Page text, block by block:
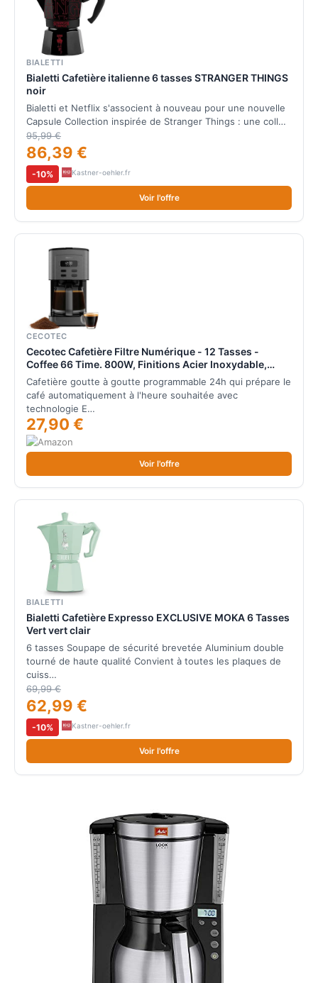
BIALETTI
Bialetti Cafetière italienne 6 tasses STRANGER THINGS
noir
Bialetti et Netflix s'associent à nouveau pour une nouvelle
Capsule Collection inspirée de Stranger Things : une coll…
95,99 €
86,39 €
-10% Kastner-oehler.fr
Voir l'offre
CECOTEC
Cecotec Cafetière Filtre Numérique - 12 Tasses -
Coffee 66 Time. 800W, Finitions Acier Inoxydable,
Intensificateur d'Arôme, Carafe en Verre 1,3L,
Programmable, Maintien au Chaud, Filtre et Cuillère
Cafetière goutte à goutte programmable 24h qui prépare le
café automatiquement à l'heure souhaitée avec
technologie E…
27,90 €
Voir l'offre
BIALETTI
Bialetti Cafetière Expresso EXCLUSIVE MOKA 6 Tasses
Vert vert clair
6 tasses Soupape de sécurité brevetée Aluminium double
tourné de haute qualité Convient à toutes les plaques de
cuiss…
69,99 €
62,99 €
-10% Kastner-oehler.fr
Voir l'offre